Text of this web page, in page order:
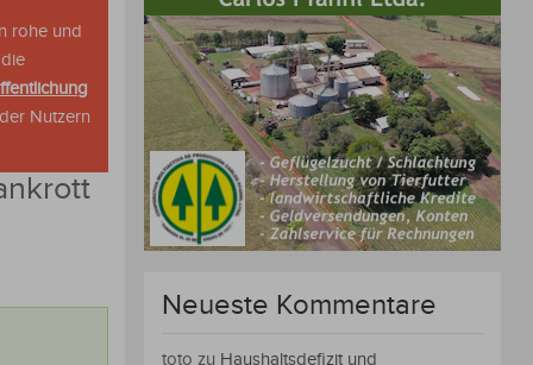
rohe und
Nutzern
Neueste Kommentare
toto zu Haushaltsdefizit und